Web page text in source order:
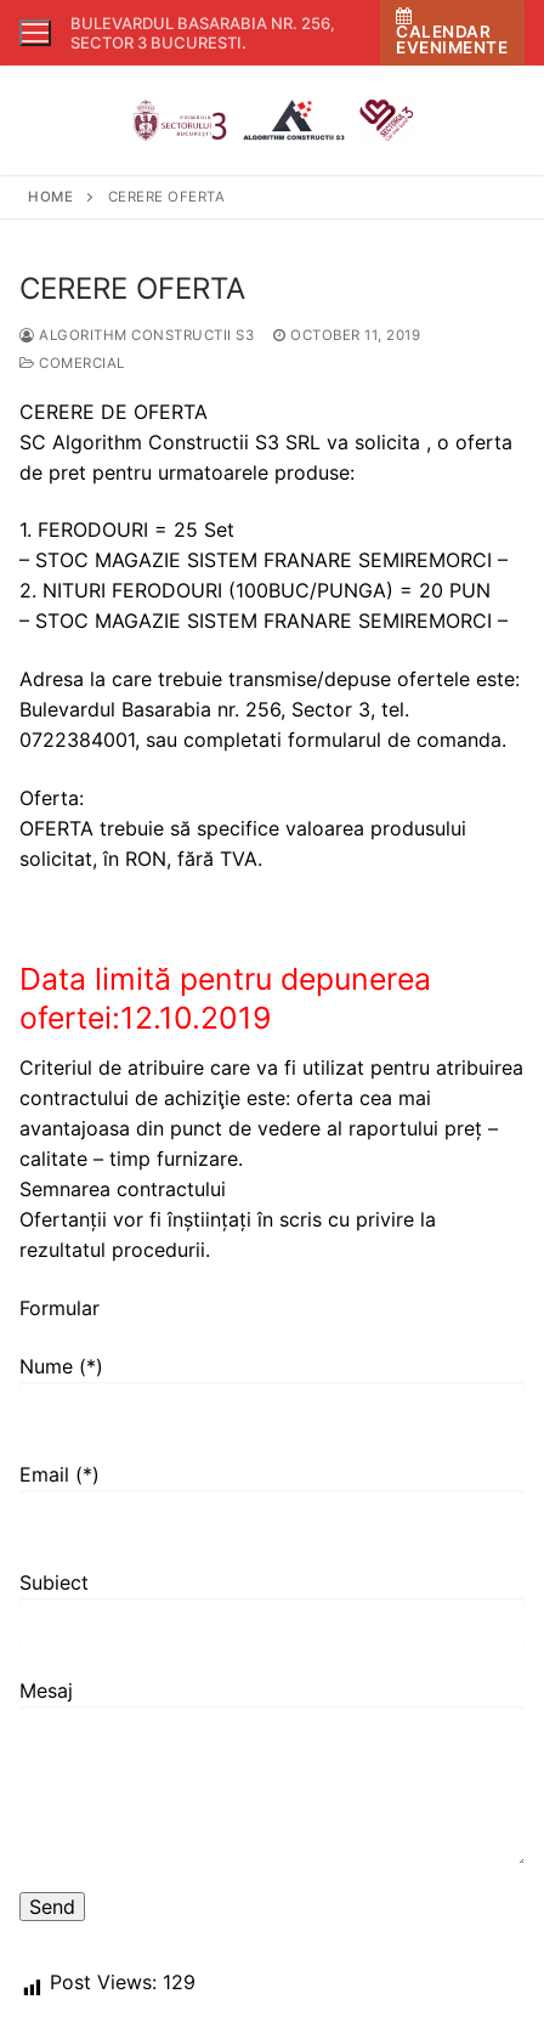
Skip
BULEVARDUL BASARABIA NR. 256,
SECTOR 3 BUCURESTI.
CALENDAR
EVENIMENTE
HOME CERERE OFERTA
CERERE OFERTA
ALGORITHM CONSTRUCTII S3
OCTOBER 11, 2019
COMERCIAL
CERERE DE OFERTA
SC Algorithm Constructii S3 SRL va solicita , o oferta
de pret pentru urmatoarele produse:
1. FERODOURI = 25 Set
– STOC MAGAZIE SISTEM FRANARE SEMIREMORCI –
2. NITURI FERODOURI (100BUC/PUNGA) = 20 PUN
– STOC MAGAZIE SISTEM FRANARE SEMIREMORCI –
Adresa la care trebuie transmise/depuse ofertele este:
Bulevardul Basarabia nr. 256, Sector 3, tel.
0722384001, sau completati formularul de comanda.
Oferta:
OFERTA trebuie să specifice valoarea produsului
solicitat, în RON, fără TVA.
Data limită pentru depunerea
ofertei:12.10.2019
Criteriul de atribuire care va fi utilizat pentru atribuirea
contractului de achiziţie este: oferta cea mai
avantajoasa din punct de vedere al raportului preț –
calitate – timp furnizare.
Semnarea contractului
Ofertanții vor fi înștiințați în scris cu privire la
rezultatul procedurii.
Formular
Nume (*)
Email (*)
Subiect
Mesaj
Post Views: 129